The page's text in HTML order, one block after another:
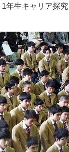
生キャリア探